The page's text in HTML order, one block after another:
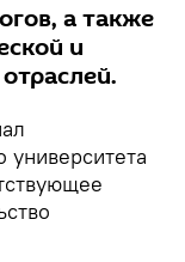
а также
и
университета